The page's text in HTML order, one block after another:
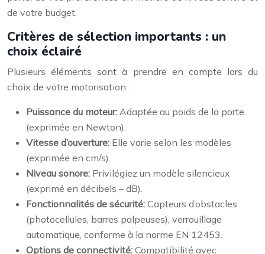
de votre budget.
Critères de sélection importants : un
choix éclairé
Plusieurs éléments sont à prendre en compte lors du
choix de votre motorisation :
Puissance du moteur: Adaptée au poids de la porte
(exprimée en Newton).
Vitesse d’ouverture: Elle varie selon les modèles
(exprimée en cm/s).
Niveau sonore: Privilégiez un modèle silencieux
(exprimé en décibels – dB).
Fonctionnalités de sécurité: Capteurs d’obstacles
(photocellules, barres palpeuses), verrouillage
automatique, conforme à la norme EN 12453.
Options de connectivité: Compatibilité avec